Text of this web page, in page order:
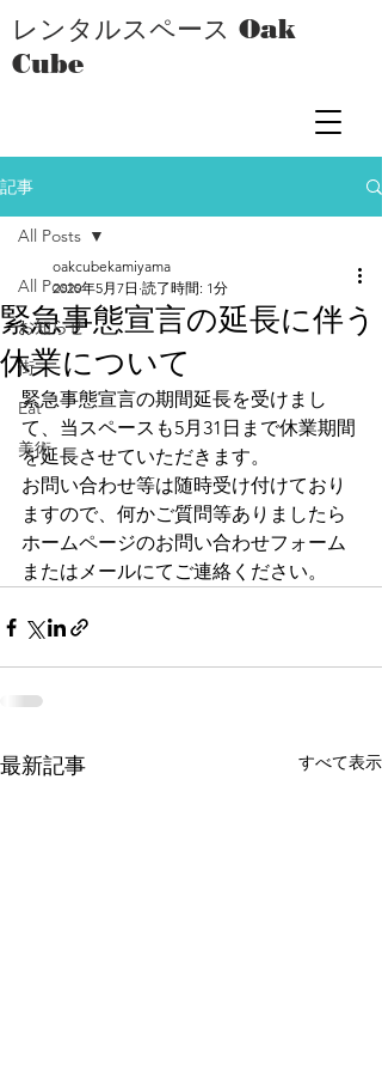
レンタルスペース Oak
Cube
記事
All Posts
お知らせ
街
Eat
美術
All Posts
緊急事態宣言の延長に伴う
休業について
oakcubekamiyama
2020年5月7日 読了時間: 1分
緊急事態宣言の期間延長を受けまし
て、当スペースも5月31日まで休業期間
を延長させていただきます。
お問い合わせ等は随時受け付けており
ますので、何かご質問等ありましたら
ホームページのお問い合わせフォーム
またはメールにてご連絡ください。
最新記事 すべて表示